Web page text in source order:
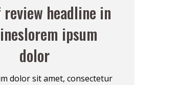
headline in
ipsum
dolor
dolor sit amet, consectetur